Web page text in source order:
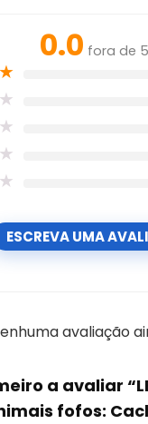
0.0 fora de 5
★
★
★
★
★
ESCREVA UMA
avaliação
a avaliar
fofos: